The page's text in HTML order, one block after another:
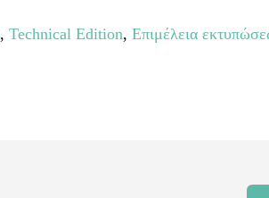
, Technical Edition, Επιμέλεια